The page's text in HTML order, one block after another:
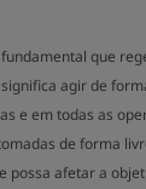
que
agir de
e em todas as
de forma
possa afetar a